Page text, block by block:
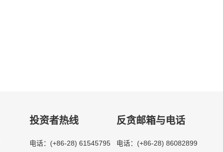
投资者热线
电话： (+86-28) 61545795
反贪邮箱与电话
电话： (+86-28) 86082899